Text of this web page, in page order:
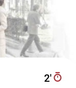
2′